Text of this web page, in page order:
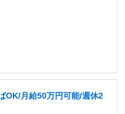
OK/月給50万円可能/週休2